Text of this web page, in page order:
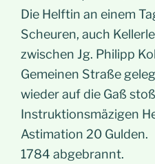
Die Helftin an einem
Scheuren, auch
zwischen Jg. Philipp
Gemeinen Straße
wieder auf die Gaß
Instruktionsmäzigen
Astimation 20 Gulden.
1784 abgebrannt.